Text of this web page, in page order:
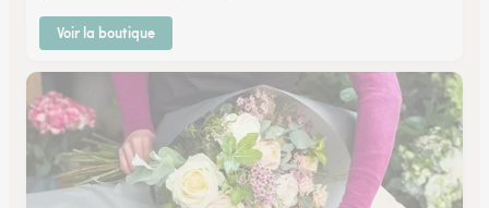
Voir la boutique